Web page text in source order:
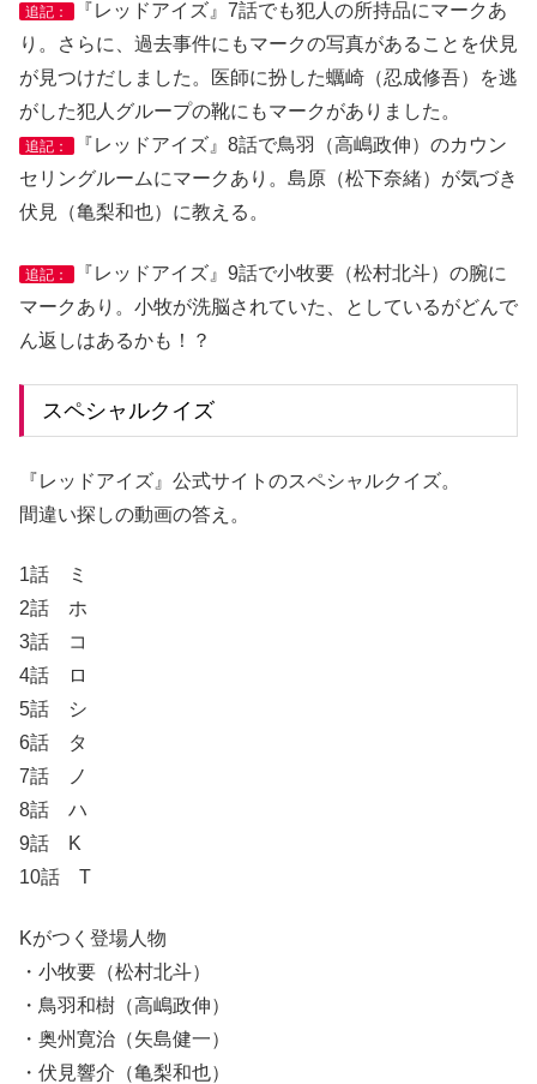
追記：
『レッドアイズ』7話でも犯人の所持品にマークあ
り。さらに、過去事件にもマークの写真があることを伏見
が見つけだしました。医師に扮した蠣崎（忍成修吾）を逃
がした犯人グループの靴にもマークがありました。
追記：
『レッドアイズ』8話で鳥羽（高嶋政伸）のカウン
セリングルームにマークあり。島原（松下奈緒）が気づき
伏見（亀梨和也）に教える。
追記：
『レッドアイズ』9話で小牧要（松村北斗）の腕に
マークあり。小牧が洗脳されていた、としているがどんで
ん返しはあるかも！？
スペシャルクイズ
『レッドアイズ』公式サイトのスペシャルクイズ。
間違い探しの動画の答え。
1話 ミ
2話 ホ
3話 コ
4話 ロ
5話 シ
6話 タ
7話 ノ
8話 ハ
9話 K
10話 T
Kがつく登場人物
・小牧要（松村北斗）
・鳥羽和樹（高嶋政伸）
・奥州寛治（矢島健一）
・伏見響介（亀梨和也）